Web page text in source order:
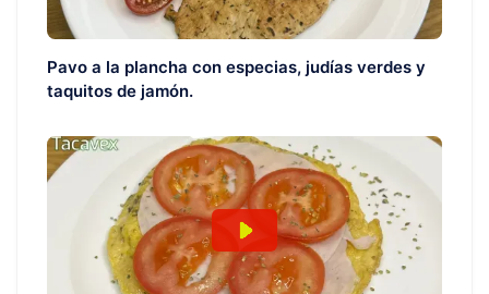
Pavo a la plancha con especias, judías verdes y
taquitos de jamón.